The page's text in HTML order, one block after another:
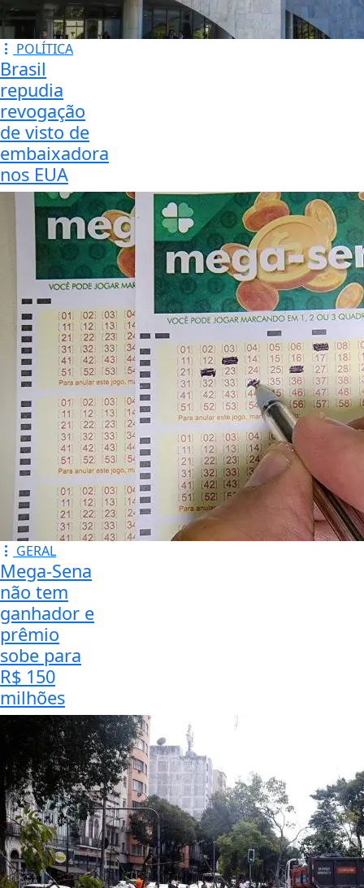
POLÍTICA
Brasil
repudia
revogação
de visto de
embaixadora
nos EUA
GERAL
Mega-Sena
não tem
ganhador e
prêmio
sobe para
R$ 150
milhões